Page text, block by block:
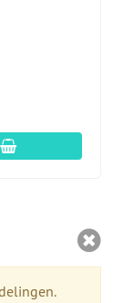
In winkelmandje